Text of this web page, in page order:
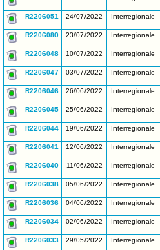
R2206051
24/07/2022 Interregionale
R2206080
23/07/2022 Interregionale
R2206048
10/07/2022 Interregionale
R2206047
03/07/2022 Interregionale
R2206046
26/06/2022 Interregionale
R2206045
25/06/2022 Interregionale
R2206044
19/06/2022 Interregionale
R2206041
12/06/2022 Interregionale
R2206040
11/06/2022 Interregionale
R2206038
05/06/2022 Interregionale
R2206036
04/06/2022 Interregionale
R2206034
02/06/2022 Interregionale
R2206033
29/05/2022 Interregionale